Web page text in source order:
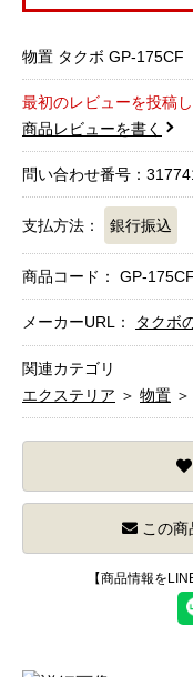
物置 タクボ GP-175CF
最初のレビューを投稿
商品レビューを書く
問い合わせ番号：
支払方法： 銀行振込
商品コード： GP-175CF
メーカーURL： タクボ
関連カテゴリ
エクステリア ＞ 物置 ＞
この
【商品情報を